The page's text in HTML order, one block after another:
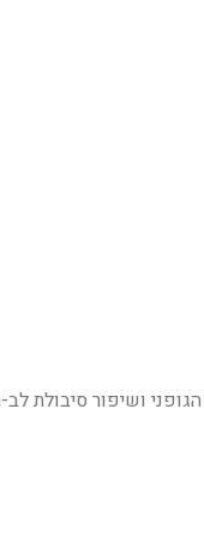
ושיפור סיבולת